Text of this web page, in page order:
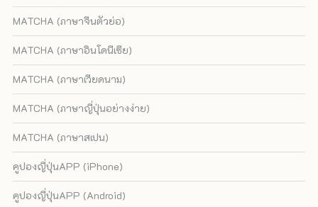
MATCHA (ภาษาจีนตัวย่อ)
MATCHA (ภาษาอินโดนีเซีย)
MATCHA (ภาษาเวียดนาม)
MATCHA (ภาษาญี่ปุ่นอย่างง่าย)
MATCHA (ภาษาสเปน)
คูปองญี่ปุ่นAPP (iPhone)
คูปองญี่ปุ่นAPP (Android)